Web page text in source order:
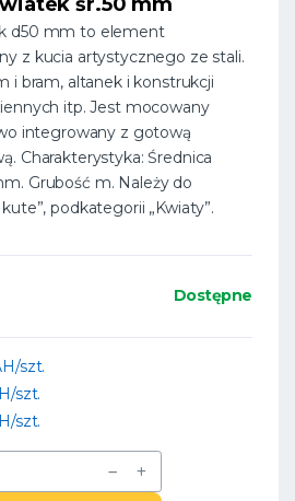
d50 mm to element
z kucia artystycznego ze stali.
i bram, altanek i konstrukcji
itp. Jest mocowany
integrowany z gotową
Charakterystyka: Średnica
Grubość m. Należy do
podkategorii „Kwiaty”.
Dostępne
szt.
szt.
szt.